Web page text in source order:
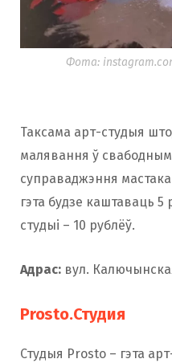
Фота:
Таксама арт-студыя
малявання ў
суправаджэння
гэта будзе каштаваць 5
студыі – 10 рублёў.
Адрас: вул.
Prosto.Студия
Студыя Prosto – гэта